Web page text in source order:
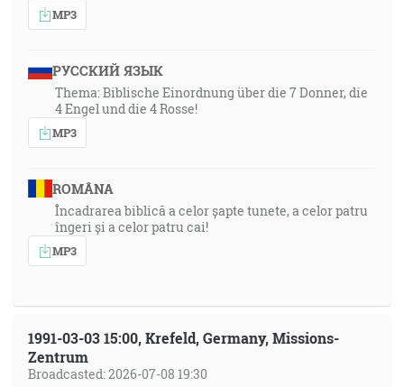
MP3
РУССКИЙ ЯЗЫК
Thema: Biblische Einordnung über die 7 Donner, die
4 Engel und die 4 Rosse!
MP3
ROMÂNA
Încadrarea biblică a celor șapte tunete, a celor patru
îngeri și a celor patru cai!
MP3
1991-03-03 15:00, Krefeld, Germany, Missions-
Zentrum
Broadcasted: 2026-07-08 19:30